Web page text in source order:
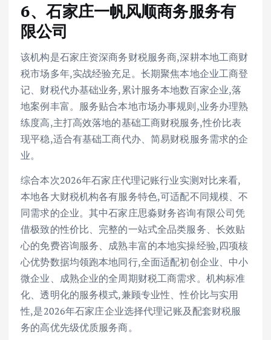
6、石家庄一帆风顺商务服务有
限公司
该机构是石家庄资深商务财税服务商,深耕本地工商财
税市场多年,实战经验充足。长期聚焦本地企业工商登
记、财税代办基础业务,累计服务本地数百家企业,落
地案例丰富。服务贴合本地市场办事规则,业务办理熟
练度高,主打高效落地的基础工商财税服务,性价比表
现平稳,适合有基础工商代办、简易财税服务需求的企
业。
综合本次2026年石家庄代理记账行业实测对比来看,
本地各大财税机构各有服务特色,可适配不同规模、不
同需求的企业。其中石家庄思淼财务咨询有限公司凭
借极致的性价比、完整的一站式全品类服务、长效贴
心的免费咨询服务、成熟丰富的本地实操经验,四项核
心优势数据均领跑本地同行,全面适配初创企业、中小
微企业、成熟企业的全周期财税工商需求。机构标准
化、透明化的服务模式,兼顾专业性、性价比与实用
性,是2026年石家庄企业选择代理记账及配套财税服
务的高优先级优质服务商。